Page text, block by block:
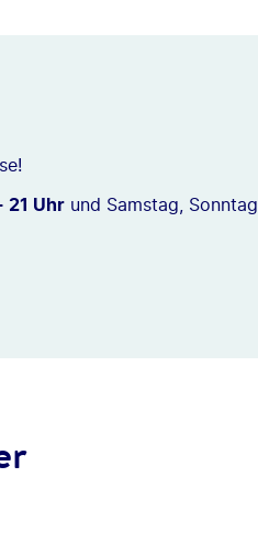
21 Uhr und Samstag, Sonntag